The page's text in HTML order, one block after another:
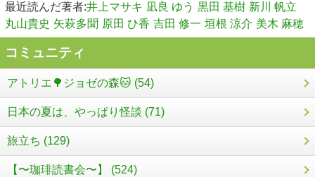
最近読んだ著者:井上マサキ 凪良 ゆう 黒田 基樹 新川 帆立
丸山貴史 矢萩多聞 原田 ひ香 吉田 修一 垣根 涼介 美木 麻穂
コミュニティ
アトリエ🌳ジョゼの森🐱 (54)
日本の夏は、やっぱり怪談 (71)
旅立ち (129)
【〜珈琲読書会〜】 (524)